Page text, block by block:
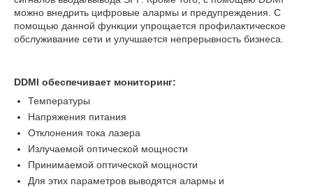
можно внедрить цифровые алармы и предупреждения. С
помощью данной функции упрощается профилактическое
обслуживание сети и улучшается непрерывность бизнеса.
DDMI обеспечивает мониторинг:
Температуры
Напряжения питания
Отклонения тока лазера
Излучаемой оптической мощности
Принимаемой оптической мощности
Для этих параметров выводятся алармы и